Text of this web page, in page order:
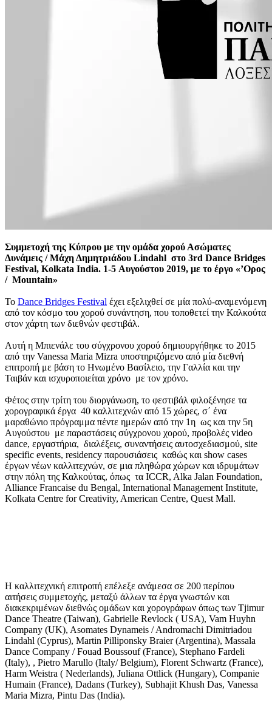
Συμμετοχή της Κύπρου με την ομάδα χορού Ασώματες
Δυνάμεις / Μάχη Δημητριάδου Lindahl στο 3rd Dance Bridges
Festival, Kolkata India. 1-5 Αυγούστου 2019, με το έργο «’Oρος
/ Mountain»
To Dance Bridges Festival έχει εξελιχθεί σε μία πολύ-αναμενόμενη
από τον κόσμο του χορού συνάντηση, που τοποθετεί την Καλκούτα
στον χάρτη των διεθνών φεστιβάλ.
Αυτή η Μπιενάλε του σύγχρονου χορού δημιουργήθηκε το 2015
από την Vanessa Μaria Mizra υποστηριζόμενο από μία διεθνή
επιτροπή με βάση το Ηνωμένο Βασίλειο, την Γαλλία και την
Ταιβάν και ισχυροποιείται χρόνο με τον χρόνο.
Φέτος στην τρίτη του διοργάνωση, το φεστιβάλ φιλοξένησε τα
χορογραφικά έργα 40 καλλιτεχνών από 15 χώρες, σ΄ ένα
μαραθώνιο πρόγραμμα πέντε ημερών από την 1η ως και την 5η
Αυγούστου με παραστάσεις σύγχρονου χορού, προβολές video
dance, εργαστήρια, διαλέξεις, συναντήσεις αυτοσχεδιασμού, site
specific events, residency παρουσιάσεις καθώς και show cases
έργων νέων καλλιτεχνών, σε μια πληθώρα χώρων και ιδρυμάτων
στην πόλη της Καλκούτας, όπως τα ICCR, Alka Jalan Foundation,
Alliance Francaise du Bengal, International Management Institute,
Kolkata Centre for Creativity, American Centre, Quest Mall.
Η καλλιτεχνική επιτροπή επέλεξε ανάμεσα σε 200 περίπου
αιτήσεις συμμετοχής, μεταξύ άλλων τα έργα γνωστών και
διακεκριμένων διεθνώς ομάδων και χορογράφων όπως των Tjimur
Dance Theatre (Taiwan), Gabrielle Revlock ( USA), Vam Huyhn
Company (UK), Asomates Dynameis / Andromachi Dimitriadou
Lindahl (Cyprus), Martin Pilliponsky Braier (Argentina), Massala
Dance Company / Fouad Boussouf (France), Stephano Fardeli
(Italy), , Pietro Marullo (Italy/ Belgium), Florent Schwartz (France),
Harm Weistra ( Nederlands), Juliana Ottlick (Hungary), Companie
Humain (France), Dadans (Turkey), Subhajit Khush Das, Vanessa
Μaria Mizra, Pintu Das (India).